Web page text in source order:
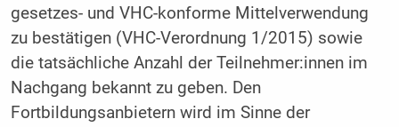
gesetzes- und VHC-konforme Mittelverwendung
zu bestätigen (VHC-Verordnung 1/2015) sowie
die tatsächliche Anzahl der Teilnehmer:innen im
Nachgang bekannt zu geben. Den
Fortbildungsanbietern wird im Sinne der